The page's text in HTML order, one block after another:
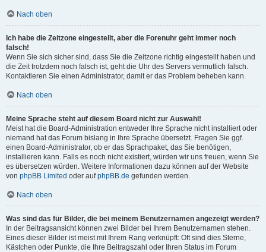
Nach oben
Ich habe die Zeitzone eingestellt, aber die Forenuhr geht immer noch
falsch!
Wenn Sie sich sicher sind, dass Sie die Zeitzone richtig eingestellt haben und
die Zeit trotzdem noch falsch ist, geht die Uhr des Servers vermutlich falsch.
Kontaktieren Sie einen Administrator, damit er das Problem beheben kann.
Nach oben
Meine Sprache steht auf diesem Board nicht zur Auswahl!
Meist hat die Board-Administration entweder Ihre Sprache nicht installiert oder
niemand hat das Forum bislang in Ihre Sprache übersetzt. Fragen Sie ggf.
einen Board-Administrator, ob er das Sprachpaket, das Sie benötigen,
installieren kann. Falls es noch nicht existiert, würden wir uns freuen, wenn Sie
es übersetzen würden. Weitere Informationen dazu können auf der Website
von phpBB Limited oder aufphpBB.de gefunden werden.
Nach oben
Was sind das für Bilder, die bei meinem Benutzernamen angezeigt werden?
In der Beitragsansicht können zwei Bilder bei Ihrem Benutzernamen stehen.
Eines dieser Bilder ist meist mit Ihrem Rang verknüpft: Oft sind dies Sterne,
Kästchen oder Punkte, die Ihre Beitragszahl oder Ihren Status im Forum